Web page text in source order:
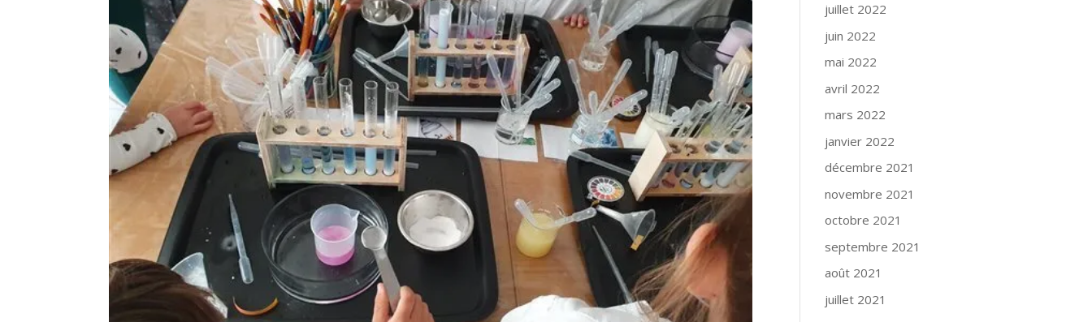
juillet 2022
juin 2022
mai 2022
avril 2022
mars 2022
janvier 2022
décembre 2021
novembre 2021
octobre 2021
septembre 2021
août 2021
juillet 2021